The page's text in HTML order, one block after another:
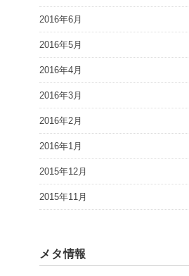
2016年6月
2016年5月
2016年4月
2016年3月
2016年2月
2016年1月
2015年12月
2015年11月
メタ情報